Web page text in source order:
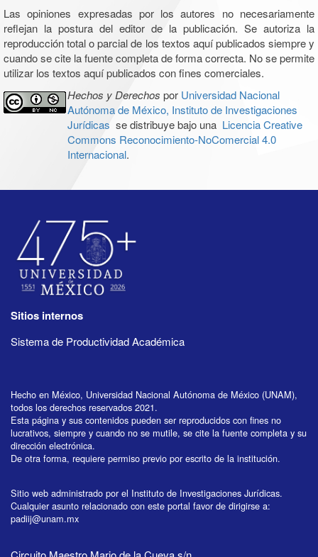
Las opiniones expresadas por los autores no necesariamente
reflejan la postura del editor de la publicación. Se autoriza la
reproducción total o parcial de los textos aquí publicados siempre y
cuando se cite la fuente completa de forma correcta. No se permite
utilizar los textos aquí publicados con fines comerciales.
Hechos y Derechos por Universidad Nacional
Autónoma de México, Instituto de Investigaciones
Jurídicas se distribuye bajo una Licencia Creative
Commons Reconocimiento-NoComercial 4.0
Internacional.
Sitios internos
Sistema de Productividad Académica
Hecho en México, Universidad Nacional Autónoma de México (UNAM),
todos los derechos reservados 2021.
Esta página y sus contenidos pueden ser reproducidos con fines no
lucrativos, siempre y cuando no se mutile, se cite la fuente completa y su
dirección electrónica.
De otra forma, requiere permiso previo por escrito de la institución.
Sitio web administrado por el Instituto de Investigaciones Jurídicas.
Cualquier asunto relacionado con este portal favor de dirigirse a:
padiij@unam.mx